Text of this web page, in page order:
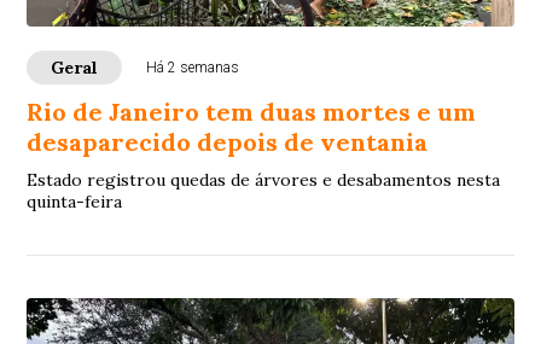
Geral Há 2 semanas
Rio de Janeiro tem duas mortes e um
desaparecido depois de ventania
Estado registrou quedas de árvores e desabamentos nesta
quinta-feira